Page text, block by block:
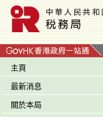
主頁
最新消息
關於本局